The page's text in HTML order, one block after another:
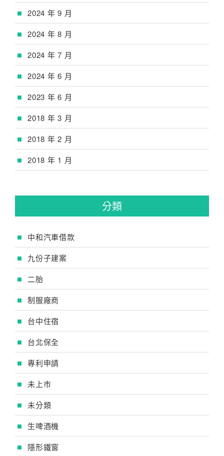
2024 年 9 月
2024 年 8 月
2024 年 7 月
2024 年 6 月
2023 年 6 月
2018 年 3 月
2018 年 2 月
2018 年 1 月
分類
中和汽車借款
九份子建案
二胎
制服廠商
台中住宿
台北保全
專利申請
未上市
未分類
生啤酒機
隱形鐵窗